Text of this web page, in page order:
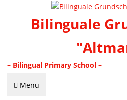
Bilinguale
– Bilingual Primary School –
Menü